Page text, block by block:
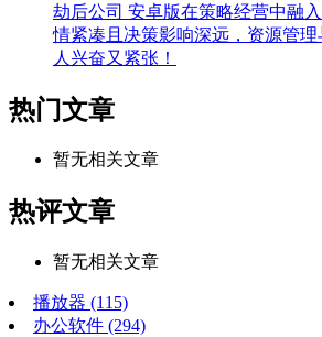
劫后公司 安卓版在策略经营中融
情紧凑且决策影响深远，资源管
人兴奋又紧张！
热门文章
暂无相关文章
热评文章
暂无相关文章
播放器 (115)
办公软件 (294)